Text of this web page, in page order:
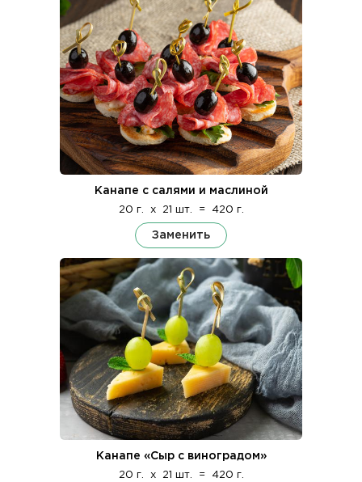
Канапе с салями и маслиной
20 г. x 21 шт. = 420 г.
Заменить
Канапе «Сыр с виноградом»
20 г. x 21 шт. = 420 г.